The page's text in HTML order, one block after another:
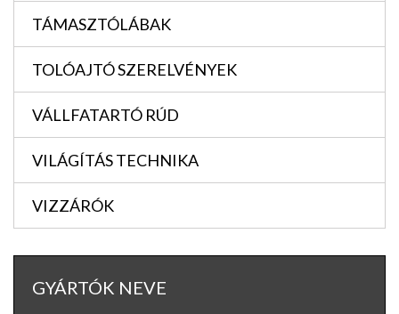
TÁMASZTÓLÁBAK
TOLÓAJTÓ SZERELVÉNYEK
VÁLLFATARTÓ RÚD
VILÁGÍTÁS TECHNIKA
VIZZÁRÓK
GYÁRTÓK NEVE